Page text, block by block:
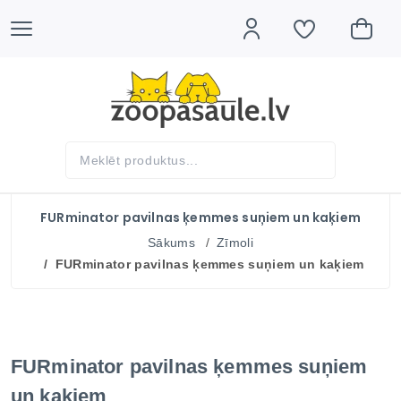
FURminator pavilnas ķemmes suņiem un kaķiem
Sākums
Zīmoli
FURminator pavilnas ķemmes suņiem un kaķiem
FURminator pavilnas ķemmes suņiem
un kaķiem